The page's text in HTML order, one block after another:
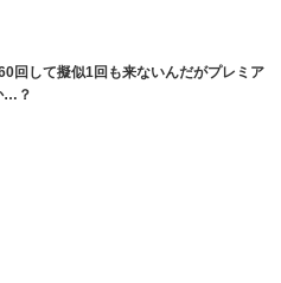
回して擬似1回も来ないんだがプレミア
…？